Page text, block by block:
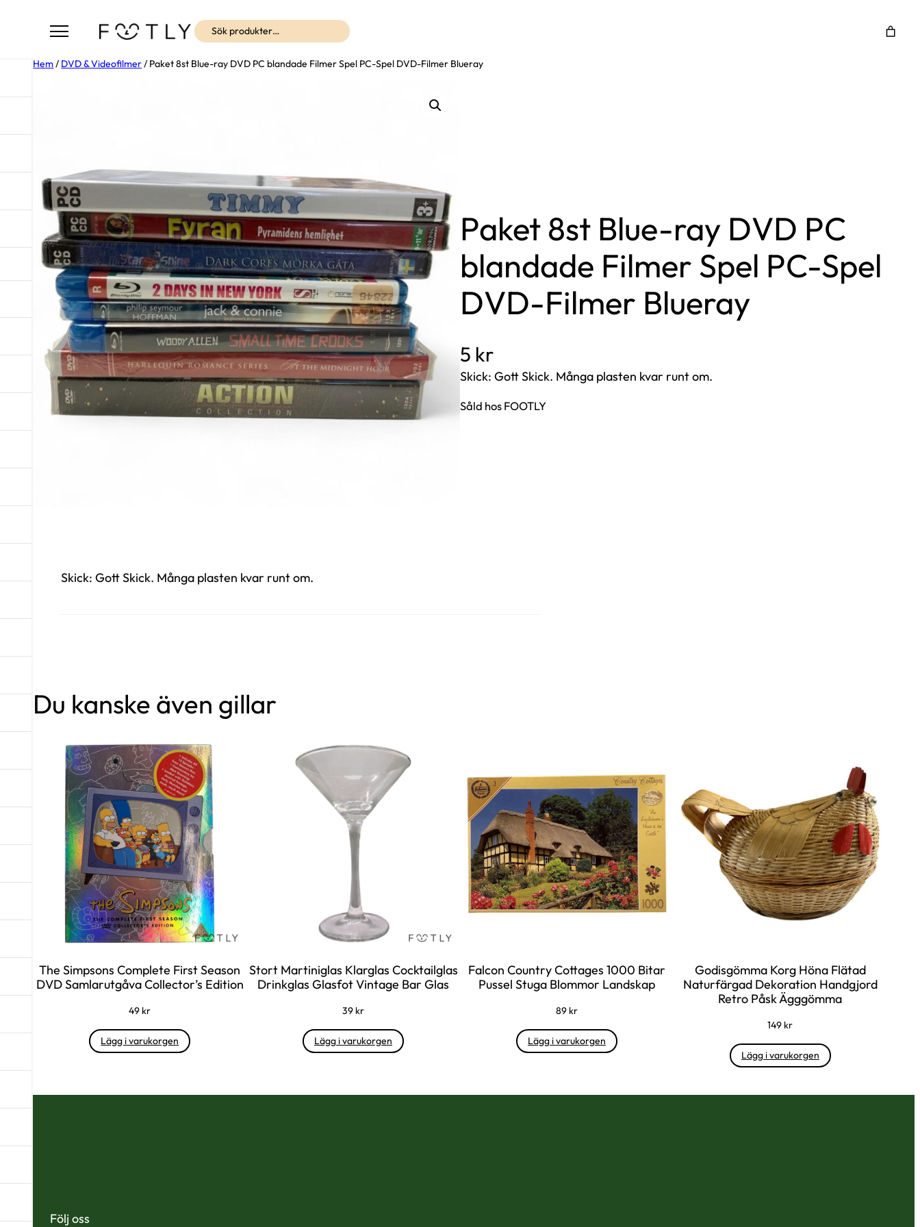
Sök
Hem/ DVD & Videofilmer/ Paket 8st Blue-ray DVD PC blandade Filmer Spel PC-Spel DVD-Filmer Blueray
Paket 8st Blue-ray DVD PC
blandade Filmer Spel PC-Spel
DVD-Filmer Blueray
5 kr
Skick: Gott Skick. Många plasten kvar runt om.
Såld hos FOOTLY
Skick: Gott Skick. Många plasten kvar runt om.
Du kanske även gillar
The Simpsons Complete First Season
DVD Samlarutgåva Collector’s Edition
49 kr
Lägg i varukorgen
Stort Martiniglas Klarglas Cocktailglas
Drinkglas Glasfot Vintage Bar Glas
39 kr
Lägg i varukorgen
Falcon Country Cottages 1000 Bitar
Pussel Stuga Blommor Landskap
89 kr
Lägg i varukorgen
Godisgömma Korg Höna Flätad
Naturfärgad Dekoration Handgjord
Retro Påsk Ägggömma
149 kr
Lägg i varukorgen
Följ oss